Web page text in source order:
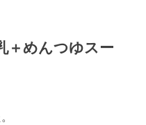
＋めんつゆスー